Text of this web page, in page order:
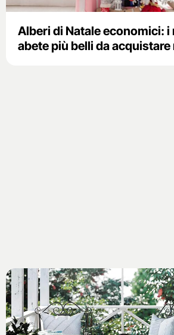
Alberi di Natale economici: i
abete più belli da